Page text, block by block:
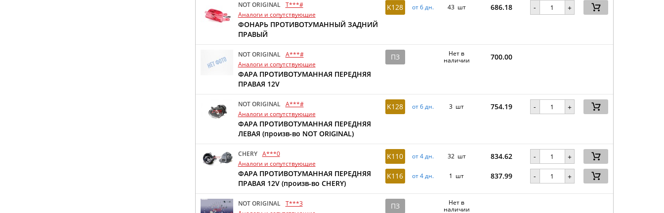
NOT ORIGINAL
T***#
Аналоги и сопутствующие
ФОНАРЬ ПРОТИВОТУМАННЫЙ ЗАДНИЙ
ПРАВЫЙ
K128 от 6 дн. 43 шт 686.18 - +
NOT ORIGINAL
A***#
Аналоги и сопутствующие
ФАРА ПРОТИВОТУМАННАЯ ПЕРЕДНЯЯ
ПРАВАЯ 12V
ПЗ
Нет в
наличии
700.00
NOT ORIGINAL
A***#
Аналоги и сопутствующие
ФАРА ПРОТИВОТУМАННАЯ ПЕРЕДНЯЯ
ЛЕВАЯ (произв-во NOT ORIGINAL)
K128 от 6 дн. 3 шт 754.19 - +
CHERY
A***0
Аналоги и сопутствующие
ФАРА ПРОТИВОТУМАННАЯ ПЕРЕДНЯЯ
ПРАВАЯ 12V (произв-во CHERY)
K110 от 4 дн. 32 шт 834.62 - +
K116 от 4 дн. 1 шт 837.99 - +
NOT ORIGINAL
T***3
ПЗ
Нет в
наличии